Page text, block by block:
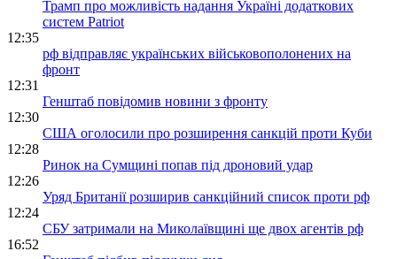
Трамп про можливість надання Україні додаткових
систем Patriot
12:35
рф відправляє українських військовополонених на
фронт
12:31
Генштаб повідомив новини з фронту
12:30
США оголосили про розширення санкцій проти Куби
12:28
Ринок на Сумщині попав під дроновий удар
12:26
Уряд Британії розширив санкційний список проти рф
12:24
СБУ затримали на Миколаївщині ще двох агентів рф
16:52